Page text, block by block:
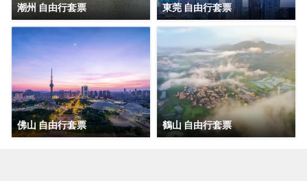
潮州 自由行套票 東莞 自由行套票
佛山 自由行套票 鶴山 自由行套票